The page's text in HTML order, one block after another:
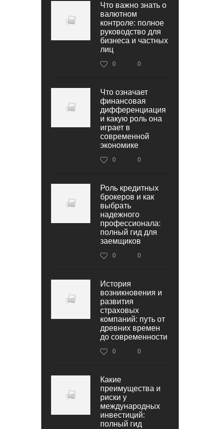
Что важно знать о
валютном
контроле: полное
руководство для
бизнеса и частных
лиц
0 0
Что означает
финансовая
дифференциация
и какую роль она
играет в
современной
экономике
0 0
Роль кредитных
брокеров и как
выбрать
надежного
профессионала:
полный гид для
заемщиков
0 0
История
возникновения и
развития
страховых
компаний: путь от
древних времен
до современности
0 0
Какие
преимущества и
риски у
международных
инвестиций:
полный гид